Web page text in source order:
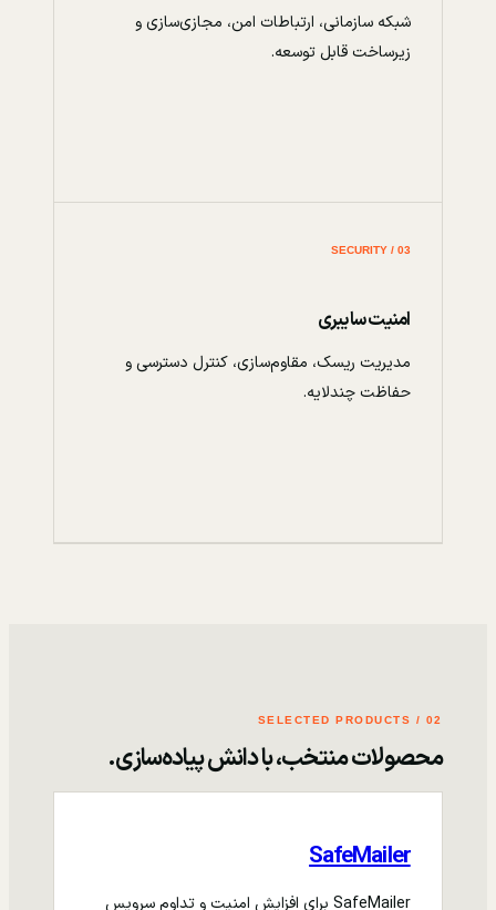
شبکه سازمانی، ارتباطات امن، مجازی‌سازی و
زیرساخت قابل توسعه.
03 / SECURITY
امنیت سایبری
مدیریت ریسک، مقاوم‌سازی، کنترل دسترسی و
حفاظت چندلایه.
02 / SELECTED PRODUCTS
محصولات منتخب، با دانش پیاده‌سازی.
SafeMailer
SafeMailer برای افزایش امنیت و تداوم سرویس